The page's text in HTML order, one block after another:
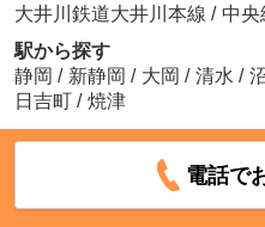
大井川鉄道大井川本線 / 中央
駅から探す
静岡 / 新静岡 / 大岡 / 清水 /
日吉町 / 焼津
電話で